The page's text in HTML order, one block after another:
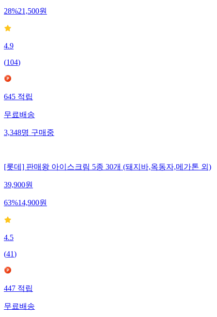
28%21,500원
4.9
(104)
645 적립
무료배송
3,348명 구매중
[롯데] 판매왕 아이스크림 5종 30개 (돼지바,옥동자,메가톤 외)
39,900원
63%14,900원
4.5
(41)
447적립
무료배송